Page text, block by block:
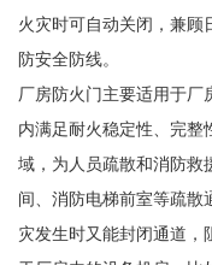
火灾时可自动关闭，兼顾
防安全防线。
厂房防火门主要适用于厂
内满足耐火稳定性、完整
域，为人员疏散和消防救
间、消防电梯前室等疏散
灾发生时又能封闭通道，